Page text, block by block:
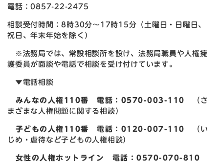
電話：0857-22-2475
相談受付時間：8時30分～17時15分（土曜日・日曜日、
祝日、年末年始を除く）
※法務局では、常設相談所を設け、法務局職員や人権擁
護委員が面談や電話で相談を受け付けています。
▼電話相談
みんなの人権110番 電話：0570-003-110
（さ
まざまな人権問題に関する相談）
子どもの人権110番 電話：0120-007-110
（い
じめ・虐待など子どもの人権相談）
女性の人権ホットライン 電話：0570-070-810